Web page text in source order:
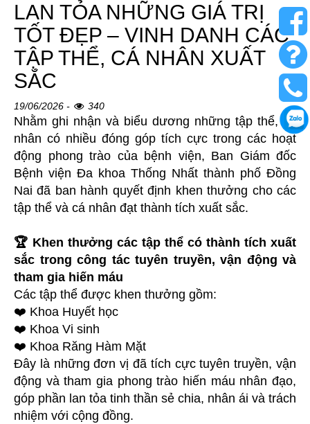
LAN TỎA NHỮNG GIÁ TRỊ
TỐT ĐẸP – VINH DANH CÁC
TẬP THỂ, CÁ NHÂN XUẤT
SẮC
19/06/2026 - 340
Nhằm ghi nhận và biểu dương những tập thể, cá
nhân có nhiều đóng góp tích cực trong các hoạt
động phong trào của bệnh viện, Ban Giám đốc
Bệnh viện Đa khoa Thống Nhất thành phố Đồng
Nai đã ban hành quyết định khen thưởng cho các
tập thể và cá nhân đạt thành tích xuất sắc.
🏆 Khen thưởng các tập thể có thành tích xuất
sắc trong công tác tuyên truyền, vận động và
tham gia hiến máu
Các tập thể được khen thưởng gồm:
❤️ Khoa Huyết học
❤️ Khoa Vi sinh
❤️ Khoa Răng Hàm Mặt
Đây là những đơn vị đã tích cực tuyên truyền, vận
động và tham gia phong trào hiến máu nhân đạo,
góp phần lan tỏa tinh thần sẻ chia, nhân ái và trách
nhiệm với cộng đồng.